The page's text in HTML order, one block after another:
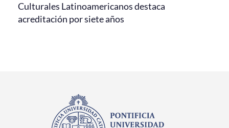
Culturales Latinoamericanos destaca
acreditación por siete años